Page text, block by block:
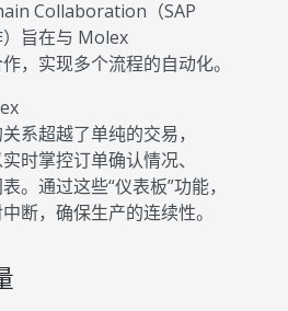
Collaboration（SAP
旨在与 Molex
，实现多个流程的自动化。
系超越了单纯的交易，
时掌控订单确认情况、
。通过这些“仪表板”功能，
断，确保生产的连续性。